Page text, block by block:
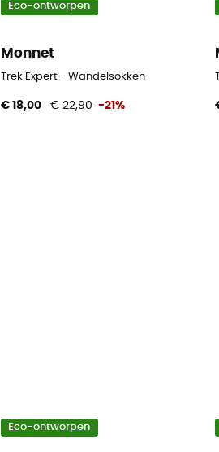
Eco-ontworpen
Monnet
Trek Expert - Wandelsokken
€ 18,00 € 22,90 -21%
Eco-ontworpen